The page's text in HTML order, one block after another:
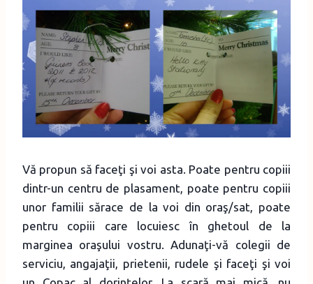
Vă propun să faceţi şi voi asta. Poate pentru copiii
dintr-un centru de plasament, poate pentru copiii
unor familii sărace de la voi din oraş/sat, poate
pentru copiii care locuiesc în ghetoul de la
marginea oraşului vostru. Adunaţi-vă colegii de
serviciu, angajaţii, prietenii, rudele şi faceţi şi voi